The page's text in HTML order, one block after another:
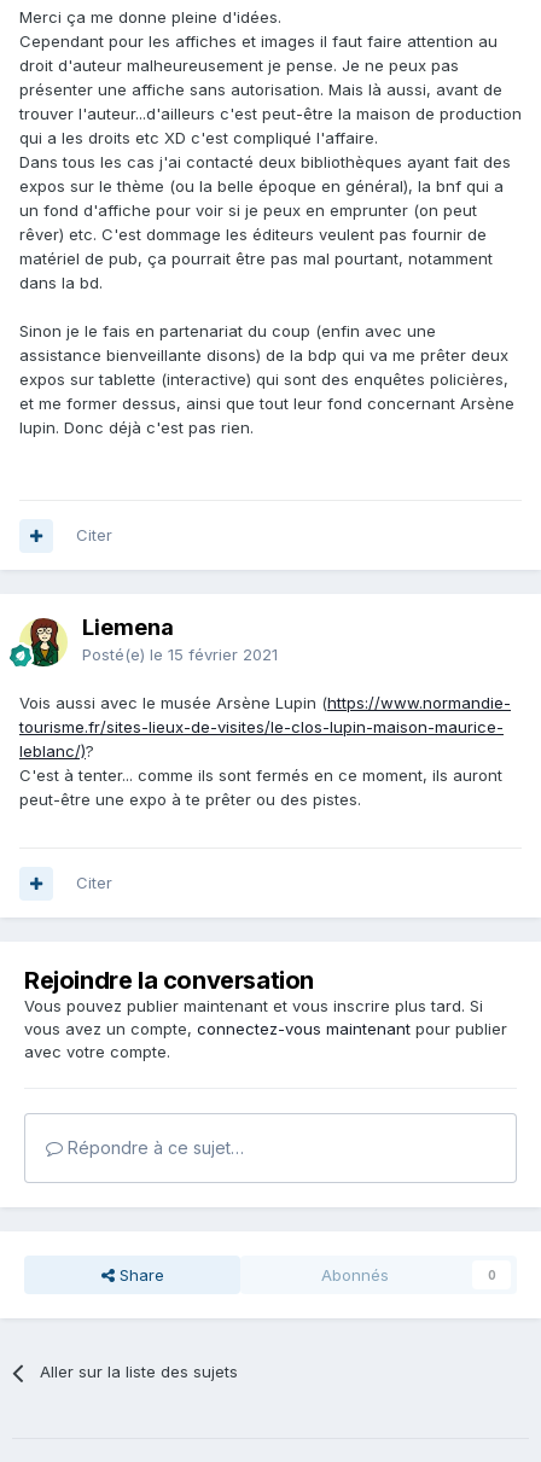
Merci ça me donne pleine d'idées.
Cependant pour les affiches et images il faut faire attention au
droit d'auteur malheureusement je pense. Je ne peux pas
présenter une affiche sans autorisation. Mais là aussi, avant de
trouver l'auteur...d'ailleurs c'est peut-être la maison de production
qui a les droits etc XD c'est compliqué l'affaire.
Dans tous les cas j'ai contacté deux bibliothèques ayant fait des
expos sur le thème (ou la belle époque en général), la bnf qui a
un fond d'affiche pour voir si je peux en emprunter (on peut
rêver) etc. C'est dommage les éditeurs veulent pas fournir de
matériel de pub, ça pourrait être pas mal pourtant, notamment
dans la bd.
Sinon je le fais en partenariat du coup (enfin avec une
assistance bienveillante disons) de la bdp qui va me prêter deux
expos sur tablette (interactive) qui sont des enquêtes policières,
et me former dessus, ainsi que tout leur fond concernant Arsène
lupin. Donc déjà c'est pas rien.
Citer
Liemena
Posté(e) le 15 février 2021
Vois aussi avec le musée Arsène Lupin (https://www.normandie-
tourisme.fr/sites-lieux-de-visites/le-clos-lupin-maison-maurice-
leblanc/)?
C'est à tenter... comme ils sont fermés en ce moment, ils auront
peut-être une expo à te prêter ou des pistes.
Citer
Rejoindre la conversation
Vous pouvez publier maintenant et vous inscrire plus tard. Si
vous avez un compte, connectez-vous maintenant pour publier
avec votre compte.
Répondre à ce sujet…
Share Abonnés 0
Aller sur la liste des sujets